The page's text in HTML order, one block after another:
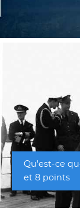
Qu'est-ce
et 8 points